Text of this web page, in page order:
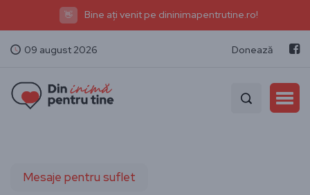
👋 Bine ați venit pe dininimapentrutine.ro!
09 august 2026 Donează
Mesaje pentru suflet